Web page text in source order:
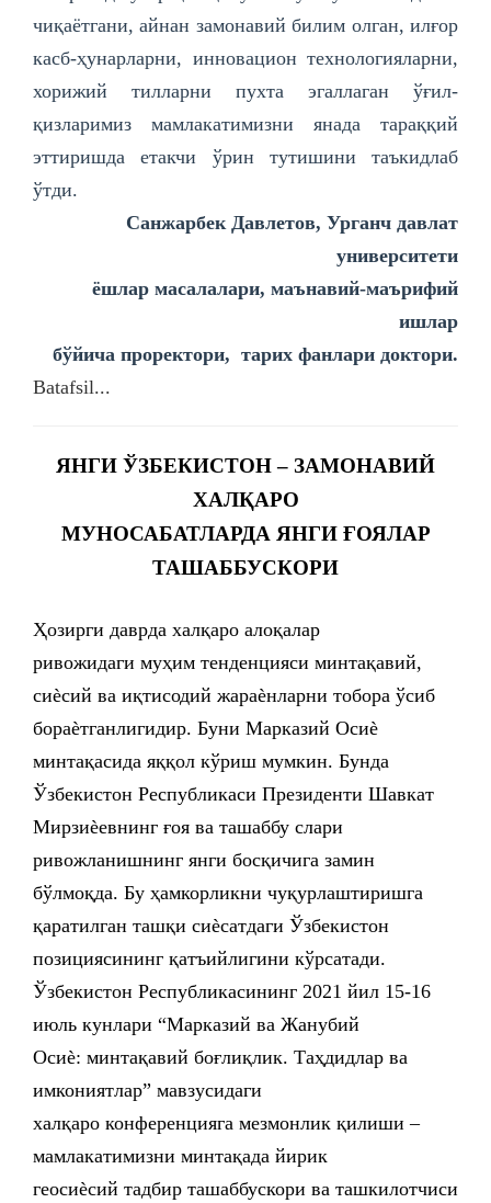
чиқаётгани, айнан замонавий билим олган, илғор
касб-ҳунарларни, инновацион технологияларни,
хорижий тилларни пухта эгаллаган ўғил-
қизларимиз мамлакатимизни янада тараққий
эттиришда етакчи ўрин тутишини таъкидлаб
ўтди.
Санжарбек Давлетов, Урганч давлат
университети
ёшлар масалалари, маънавий-маърифий
ишлар
бўйича проректори, тарих фанлари доктори.
Batafsil...
ЯНГИ ЎЗБЕКИСТОН – ЗАМОНАВИЙ
ХАЛҚАРО
МУНОСАБАТЛАРДА ЯНГИ ҒОЯЛАР
ТАШАББУСКОРИ
Ҳозирги даврда халқаро алоқалар
ривожидаги муҳим тенденцияси минтақавий,
сиѐсий ва иқтисодий жараѐнларни тобора ўсиб
бораѐтганлигидир. Буни Марказий Осиѐ
минтақасида яққол кўриш мумкин. Бунда
Ўзбекистон Республикаси Президенти Шавкат
Мирзиѐевнинг ғоя ва ташаббу слари
ривожланишнинг янги босқичига замин
бўлмоқда. Бу ҳамкорликни чуқурлаштиришга
қаратилган ташқи сиѐсатдаги Ўзбекистон
позициясининг қатъийлигини кўрсатади.
Ўзбекистон Республикасининг 2021 йил 15-16
июль кунлари “Марказий ва Жанубий
Осиѐ: минтақавий боғлиқлик. Таҳдидлар ва
имкониятлар” мавзусидаги
халқаро конференцияга мезмонлик қилиши –
мамлакатимизни минтақада йирик
геосиѐсий тадбир ташаббускори ва ташкилотчиси